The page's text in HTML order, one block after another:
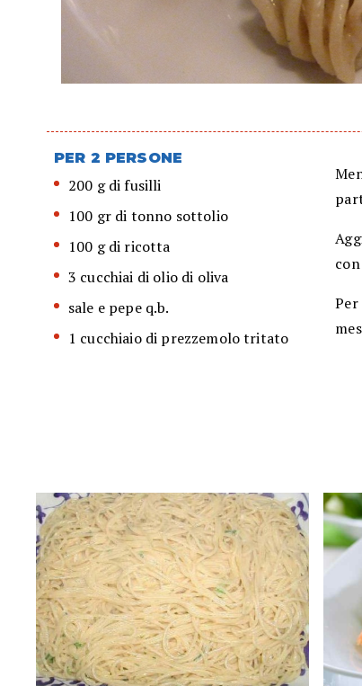
PER 2 PERSONE
200 g di fusilli
100 gr di tonno sottolio
100 g di ricotta
3 cucchiai di olio di oliva
sale e pepe q.b.
1 cucchiaio di prezzemolo tritato